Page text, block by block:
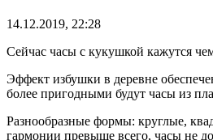
14.12.2019, 22:28
Сейчас часы с кукушкой кажутся
Эффект избушки в деревне
более пригодными будут часы из
Разнообразные формы: круглые,
гармонии превыше всего, часы не